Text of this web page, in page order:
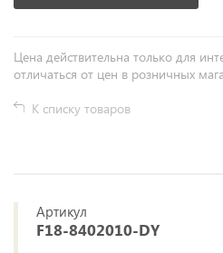
Цена действительна только для
отличаться от цен в розничных
К списку товаров
Артикул
F18-8402010-DY